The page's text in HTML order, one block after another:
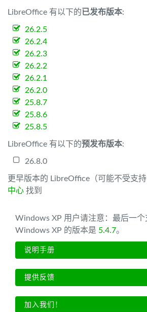
LibreOffice 有以下的已发布版本:
26.2.5
26.2.4
26.2.3
26.2.2
26.2.1
26.2.0
25.8.7
25.8.6
25.8.5
LibreOffice 有以下的预发布版本:
26.8.0
更早版本的 LibreOffice（可能不受支
中心 找到
Windows XP 用户请注意：最后一个
Windows XP 的版本是 5.4.7。
说明手册
提供反馈
加入我们！